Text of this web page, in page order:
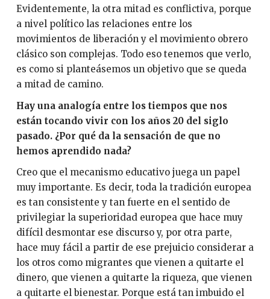
Evidentemente, la otra mitad es conflictiva, porque
a nivel político las relaciones entre los
movimientos de liberación y el movimiento obrero
clásico son complejas. Todo eso tenemos que verlo,
es como si planteásemos un objetivo que se queda
a mitad de camino.
Hay una analogía entre los tiempos que nos
están tocando vivir con los años 20 del siglo
pasado. ¿Por qué da la sensación de que no
hemos aprendido nada?
Creo que el mecanismo educativo juega un papel
muy importante. Es decir, toda la tradición europea
es tan consistente y tan fuerte en el sentido de
privilegiar la superioridad europea que hace muy
difícil desmontar ese discurso y, por otra parte,
hace muy fácil a partir de ese prejuicio considerar a
los otros como migrantes que vienen a quitarte el
dinero, que vienen a quitarte la riqueza, que vienen
a quitarte el bienestar. Porque está tan imbuido el